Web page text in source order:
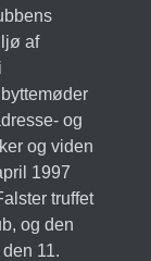
af
og
og viden
1997
truffet
og den
11.